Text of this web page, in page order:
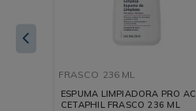
FRASCO 236 ML
ESPUMA LIMPIADORA PRO AC
CETAPHIL FRASCO 236 ML